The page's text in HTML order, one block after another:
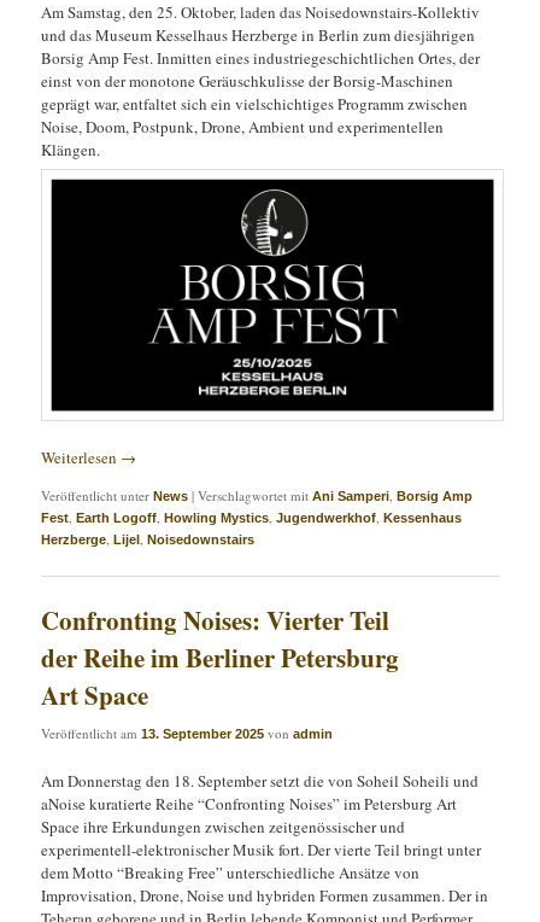
Am Samstag, den 25. Oktober, laden das Noisedownstairs-Kollektiv
und das Museum Kesselhaus Herzberge in Berlin zum diesjährigen
Borsig Amp Fest. Inmitten eines industriegeschichtlichen Ortes, der
einst von der monotone Geräuschkulisse der Borsig-Maschinen
geprägt war, entfaltet sich ein vielschichtiges Programm zwischen
Noise, Doom, Postpunk, Drone, Ambient und experimentellen
Klängen.
Weiterlesen →
Veröffentlicht unter News |Verschlagwortet mit Ani Samperi,Borsig Amp
Fest,Earth Logoff,Howling Mystics,Jugendwerkhof,Kessenhaus
Herzberge,Lijel,Noisedownstairs
Confronting Noises: Vierter Teil
der Reihe im Berliner Petersburg
Art Space
Veröffentlicht am13. September 2025 vonadmin
Am Donnerstag den 18. September setzt die von Soheil Soheili und
aNoise kuratierte Reihe “Confronting Noises” im Petersburg Art
Space ihre Erkundungen zwischen zeitgenössischer und
experimentell-elektronischer Musik fort. Der vierte Teil bringt unter
dem Motto “Breaking Free” unterschiedliche Ansätze von
Improvisation, Drone, Noise und hybriden Formen zusammen. Der in